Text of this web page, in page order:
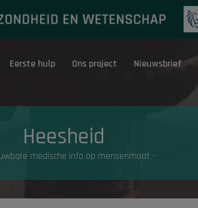
hulp
Eerste hulp Ons project Nieuwsbrief
Heesheid
medische info op mensenmaat -